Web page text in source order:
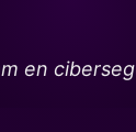
en